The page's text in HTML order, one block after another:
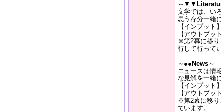
～▼▼
文学では、い
思う存分一緒
【インプット
【アウトプッ
※第2幕に移り
行して行って
～●● News～
ニュースは情
な見解を一緒
【インプット
【アウトプッ
※第2幕に移り
ています。